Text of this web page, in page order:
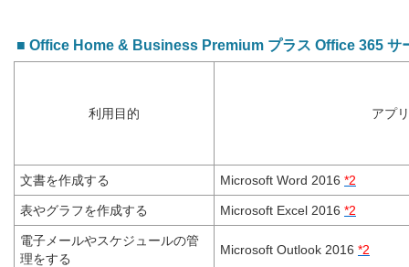
■ Office Home & Business Premium プラス Office 365
利用目的 アプ
文書を作成する Microsoft Word 2016 *2
表やグラフを作成する Microsoft Excel 2016 *2
電子メールやスケジュールの管
理をする
Microsoft Outlook 2016 *2